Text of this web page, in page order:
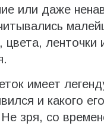
или даже
цвета, ленточки
имеет
и какого его
Не зря, со